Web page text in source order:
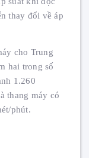
thay đổi về áp
cho Trung
hai trong số
1.260
thang máy có
phút.